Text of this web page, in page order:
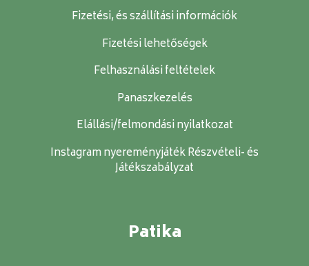
Fizetési, és szállítási információk
Fizetési lehetőségek
Felhasználási feltételek
Panaszkezelés
Elállási/felmondási nyilatkozat
Instagram nyereményjáték Részvételi- és
Játékszabályzat
Patika